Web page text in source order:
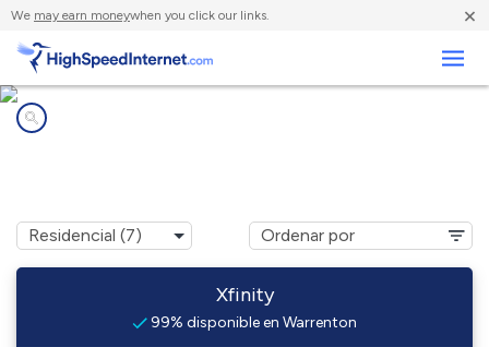
We may earn moneywhen you click our links. ×
Xfinity
99% disponible en Warrenton